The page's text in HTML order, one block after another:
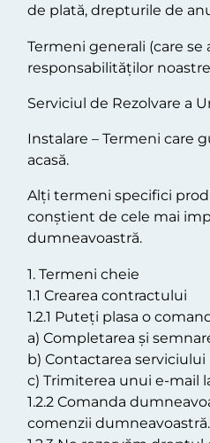
de plată, drepturile de
Termeni generali (care
responsabilităților
Serviciul de Rezolvare a
Instalare – Termeni care
acasă.
Alți termeni specifici
conștient de cele mai
dumneavoastră.
1. Termeni cheie
1.1 Crearea contractului
1.2.1 Puteți plasa o
a) Completarea și
b) Contactarea
c) Trimiterea unui e-mail
1.2.2 Comanda
comenzii dumneavoastră.